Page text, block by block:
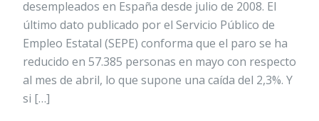
desempleados en España desde julio de 2008. El
último dato publicado por el Servicio Público de
Empleo Estatal (SEPE) conforma que el paro se ha
reducido en 57.385 personas en mayo con respecto
al mes de abril, lo que supone una caída del 2,3%. Y
si […]